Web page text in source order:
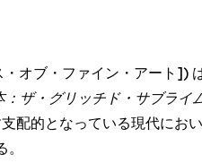
ブ・ファイン・アート])
：ザ・グリッチド・サブライ
配的となっている現代にお